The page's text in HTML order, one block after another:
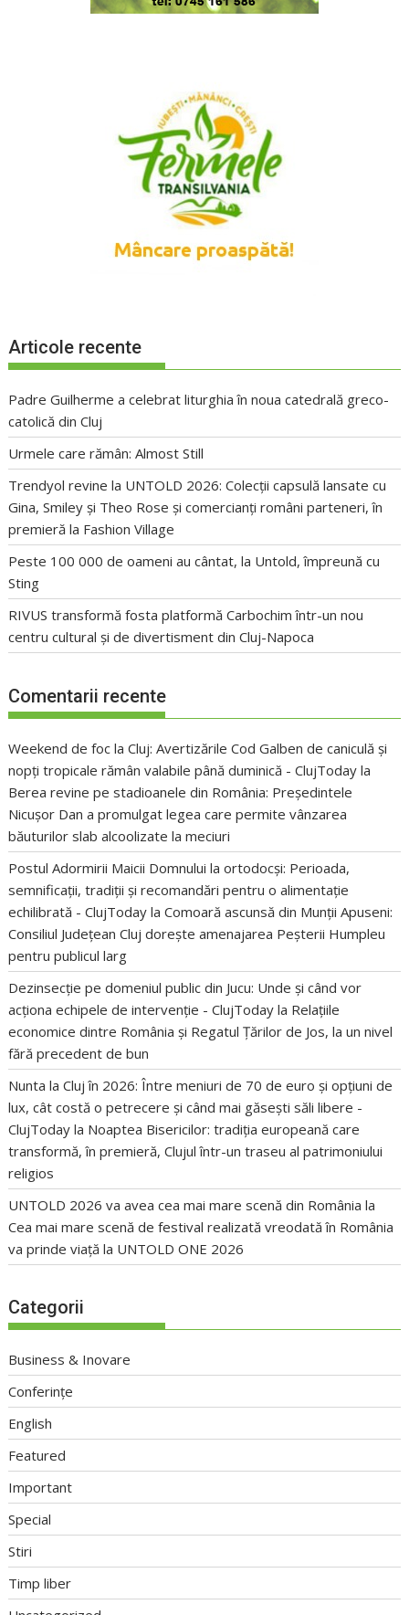
Articole recente
Padre Guilherme a celebrat liturghia în noua catedrală greco-
catolică din Cluj
Urmele care rămân: Almost Still
Trendyol revine la UNTOLD 2026: Colecții capsulă lansate cu
Gina, Smiley și Theo Rose și comercianți români parteneri, în
premieră la Fashion Village
Peste 100 000 de oameni au cântat, la Untold, împreună cu
Sting
RIVUS transformă fosta platformă Carbochim într-un nou
centru cultural și de divertisment din Cluj-Napoca
Comentarii recente
Weekend de foc la Cluj: Avertizările Cod Galben de caniculă și
nopți tropicale rămân valabile până duminică - ClujToday la
Berea revine pe stadioanele din România: Președintele
Nicușor Dan a promulgat legea care permite vânzarea
băuturilor slab alcoolizate la meciuri
Postul Adormirii Maicii Domnului la ortodocși: Perioada,
semnificații, tradiții și recomandări pentru o alimentație
echilibrată - ClujToday laComoară ascunsă din Munții Apuseni:
Consiliul Județean Cluj dorește amenajarea Peșterii Humpleu
pentru publicul larg
Dezinsecție pe domeniul public din Jucu: Unde și când vor
acționa echipele de intervenție - ClujToday la Relațiile
economice dintre România și Regatul Țărilor de Jos, la un nivel
fără precedent de bun
Nunta la Cluj în 2026: Între meniuri de 70 de euro și opțiuni de
lux, cât costă o petrecere și când mai găsești săli libere -
ClujToday la Noaptea Bisericilor: tradiția europeană care
transformă, în premieră, Clujul într-un traseu al patrimoniului
religios
UNTOLD 2026 va avea cea mai mare scenă din România la
Cea mai mare scenă de festival realizată vreodată în România
va prinde viață la UNTOLD ONE 2026
Categorii
Business & Inovare
Conferințe
English
Featured
Important
Special
Stiri
Timp liber